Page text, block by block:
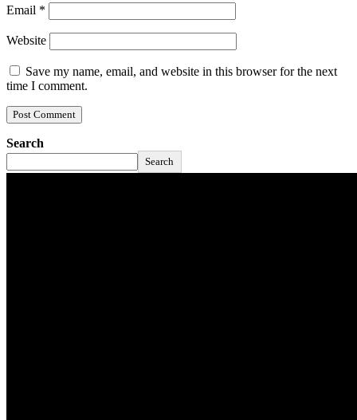
Email *
Website
Save my name, email, and website in this browser for the next
time I comment.
Search
Search